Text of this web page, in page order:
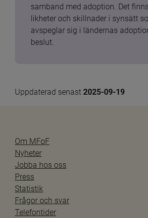
samband med adoption. Det
likheter och skillnader i synsätt
avspeglar sig i ländernas
beslut.
Uppdaterad senast 2025-09-19
Om MFoF
Nyheter
Jobba hos oss
Press
Statistik
Frågor och svar
Telefontider